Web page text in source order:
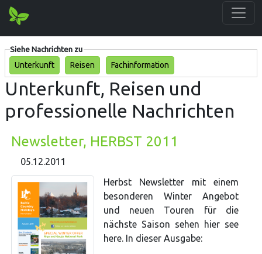
Siehe Nachrichten zu
Unterkunft
Reisen Fachinformation
Unterkunft, Reisen und
professionelle Nachrichten
Newsletter, HERBST 2011
05.12.2011
Herbst Newsletter mit einem
besonderen Winter Angebot
und neuen Touren für die
nächste Saison sehen hier see
here. In dieser Ausgabe: